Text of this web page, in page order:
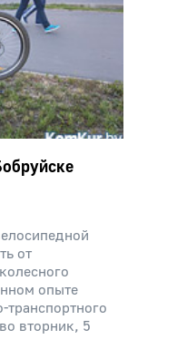
от
опыте
вторник, 5